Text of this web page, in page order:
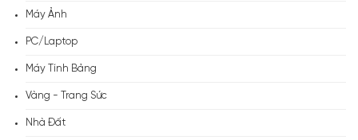
Máy Ảnh
PC/Laptop
Máy Tính Bảng
Vàng - Trang Sức
Nhà Đất